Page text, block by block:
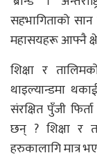
सहभागिताको
महासयहरू आफ्नै
शिक्षा र
थाइल्यान्डमा
संरक्षित पुँजी
छन् ? शिक्षा र
हरुकालागि मात्र